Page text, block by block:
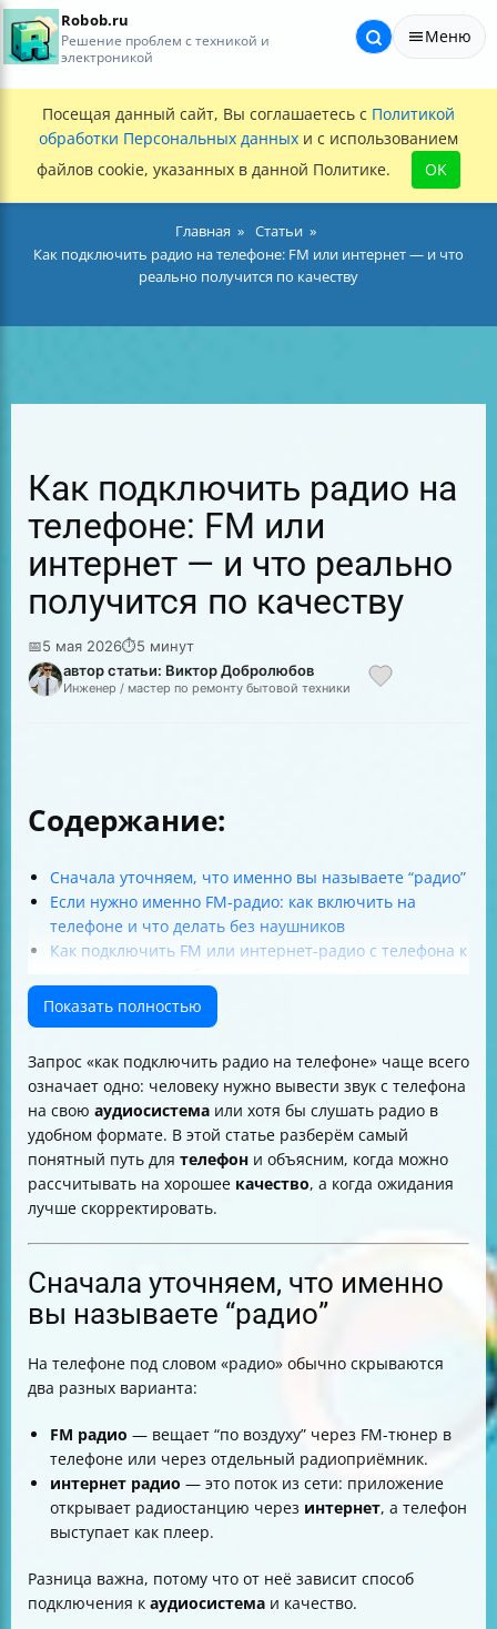
Robob.ru
Решение проблем с техникой и
электроникой
Меню
Посещая данный сайт, Вы соглашаетесь с Политикой
обработки Персональных данных и с использованием
файлов cookie, указанных в данной Политике.
OK
Главная
Статьи
Как подключить радио на телефоне: FM или интернет — и что
реально получится по качеству
Как подключить радио на
телефоне: FM или
интернет — и что реально
получится по качеству
📅5 мая 2026⏱5 минут
автор статьи: Виктор Добролюбов
Инженер / мастер по ремонту бытовой техники
Содержание:
Сначала уточняем, что именно вы называете “радио”
Если нужно именно FM-радио: как включить на
телефоне и что делать без наушников
Как подключить FM или интернет-радио с телефона к
Если вы хотите “losless / FLAC” в радио: будьте
внимательны к ожиданиям
простой маршрут
Когда нужен не телефон, а “сетевой плеер” (и почему
он иногда лучше)
Настройка в стиле “подключил и слушаю”: короткая
схема
Итог: что делать именно вам, чтобы не
разочароваться
Показать полностью
Запрос «как подключить радио на телефоне» чаще всего
означает одно: человеку нужно вывести звук с телефона
на свою аудиосистема или хотя бы слушать радио в
удобном формате. В этой статье разберём самый
понятный путь для телефон и объясним, когда можно
рассчитывать на хорошее качество, а когда ожидания
лучше скорректировать.
Сначала уточняем, что именно
вы называете “радио”
На телефоне под словом «радио» обычно скрываются
два разных варианта:
FM радио — вещает “по воздуху” через FM-тюнер в
телефоне или через отдельный радиоприёмник.
интернет радио — это поток из сети: приложение
открывает радиостанцию через интернет, а телефон
выступает как плеер.
Разница важна, потому что от неё зависит способ
подключения к аудиосистема и качество.